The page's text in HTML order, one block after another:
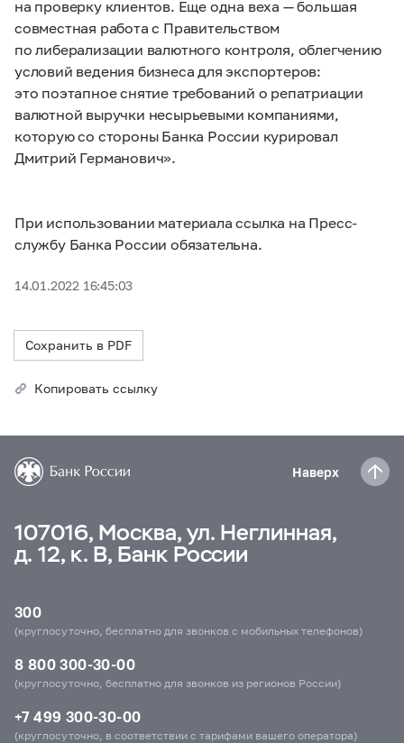
на проверку клиентов. Еще одна веха — большая
совместная работа с Правительством
по либерализации валютного контроля, облегчению
условий ведения бизнеса для экспортеров:
это поэтапное снятие требований о репатриации
валютной выручки несырьевыми компаниями,
которую со стороны Банка России курировал
Дмитрий Германович».
При использовании материала ссылка на Пресс-
службу Банка России обязательна.
14.01.2022 16:45:03
Сохранить в PDF
Копировать ссылку
Наверх
107016, Москва, ул. Неглинная,
д. 12, к. В, Банк России
300
(круглосуточно, бесплатно для звонков с мобильных телефонов)
8 800 300-30-00
(круглосуточно, бесплатно для звонков из регионов России)
+7 499 300-30-00
(круглосуточно, в соответствии с тарифами вашего оператора)